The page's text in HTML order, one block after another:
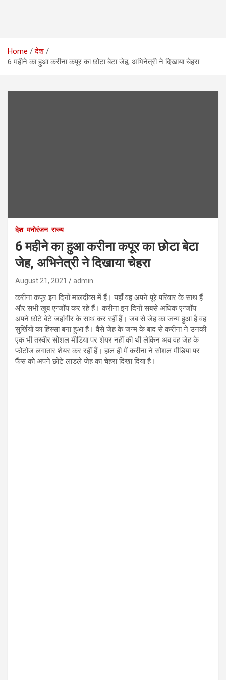
Home
देश
6 महीने का हुआ करीना कपूर का छोटा बेटा जेह, अभिनेत्री ने दिखाया चेहरा
देश मनोरंजन राज्य
6 महीने का हुआ करीना कपूर का छोटा बेटा
जेह, अभिनेत्री ने दिखाया चेहरा
August 21, 2021 admin
करीना कपूर इन दिनों मालदीव्स में हैं। यहाँ वह अपने पूरे परिवार के साथ हैं
और सभी खूब एन्जॉय कर रहे हैं। करीना इन दिनों सबसे अधिक एन्जॉय
अपने छोटे बेटे जहांगीर के साथ कर रहीं हैं। जब से जेह का जन्म हुआ है वह
सुर्खियों का हिस्सा बना हुआ है। वैसे जेह के जन्म के बाद से करीना ने उनकी
एक भी तस्वीर सोशल मीडिया पर शेयर नहीं की थी लेकिन अब वह जेह के
फोटोज लगातार शेयर कर रहीं हैं। हाल ही में करीना ने सोशल मीडिया पर
फैंस को अपने छोटे लाडले जेह का चेहरा दिखा दिया है।